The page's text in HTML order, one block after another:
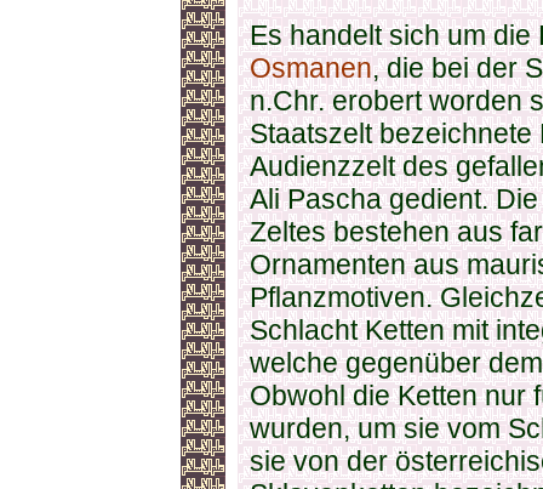
Es handelt sich um
Osmanen, die bei der
n.Chr. erobert worden
Staatszelt
Audienzzelt des
Ali Pascha gedient.
Zeltes bestehen aus
Ornamenten aus
Pflanzmotiven.
Schlacht Ketten mit
welche gegenüber
Obwohl die Ketten nur
wurden, um sie vom
sie von der